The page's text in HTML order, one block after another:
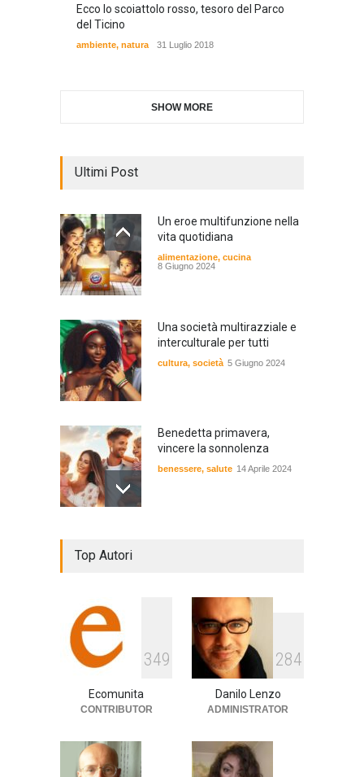
Ecco lo scoiattolo rosso, tesoro del Parco
del Ticino
ambiente, natura 31 Luglio 2018
SHOW MORE
Ultimi Post
Un eroe multifunzione nella
vita quotidiana
alimentazione, cucina
8 Giugno 2024
Una società multirazziale e
interculturale per tutti
cultura, società 5 Giugno 2024
Benedetta primavera,
vincere la sonnolenza
benessere, salute 14 Aprile 2024
E tu hai paura del buio?
cultura società 1 Aprile 2024
Top Autori
349
Ecomunita
CONTRIBUTOR
284
Danilo Lenzo
ADMINISTRATOR